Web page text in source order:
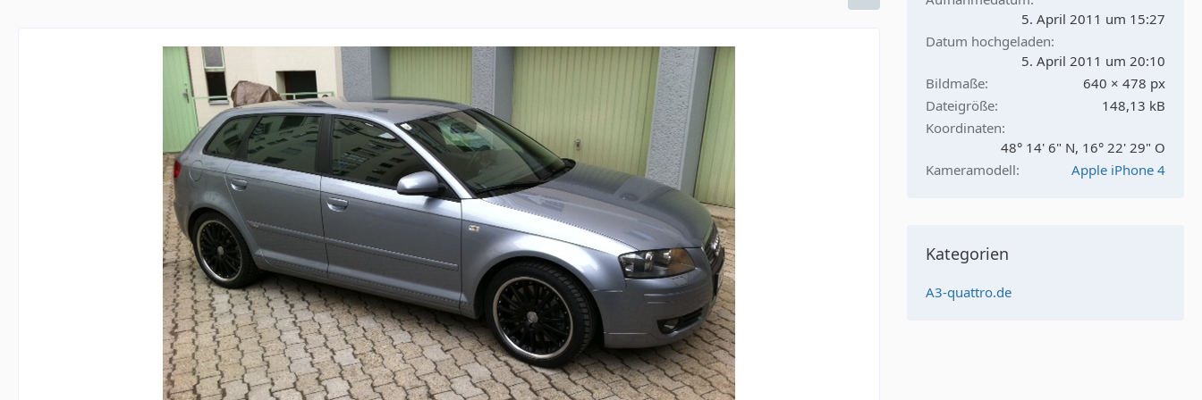
5. April 2011 um 15:27
Datum hochgeladen
5. April 2011 um 20:10
Bildmaße
640 × 478 px
Dateigröße
148,13 kB
Koordinaten
48° 14' 6" N, 16° 22' 29" O
Kameramodell
Apple iPhone 4
Kategorien
A3-quattro.de